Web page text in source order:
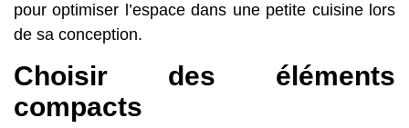
pour optimiser l’espace dans une petite cuisine lors
de sa conception.
Choisir des éléments
compacts